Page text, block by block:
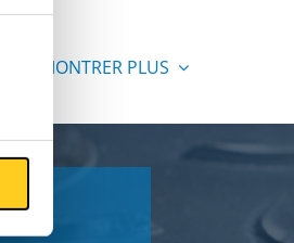
MONTRER PLUS